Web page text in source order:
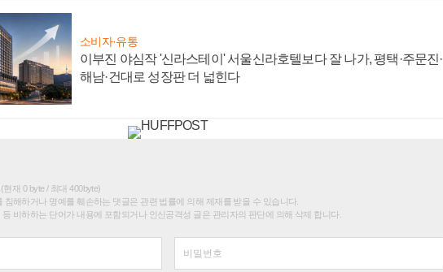
소비자·유통
이부진 야심작 '신라스테이' 서울신라호텔보다 잘 나가, 평택·주문진·
해남·건대로 성장판 더 넓힌다
재 0 byte / 최대 400byte)
침해하거나 명예를 훼손하는 댓글은 관련 법률에 의해 제재를 받을 수 있습니다.
비하하는 단어가 내용에 포함되거나 인신공격성 글은 관리자의 판단에 의해 삭제 합니다.